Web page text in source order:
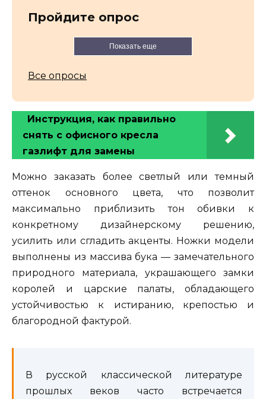
Пройдите опрос
Показать еще
Все опросы
Инструкция, как правильно
снять с офисного кресла
газлифт для замены
Можно заказать более светлый или темный
оттенок основного цвета, что позволит
максимально приблизить тон обивки к
конкретному дизайнерскому решению,
усилить или сгладить акценты. Ножки модели
выполнены из массива бука — замечательного
природного материала, украшающего замки
королей и царские палаты, обладающего
устойчивостью к истиранию, крепостью и
благородной фактурой.
В русской классической литературе
прошлых веков часто встречается